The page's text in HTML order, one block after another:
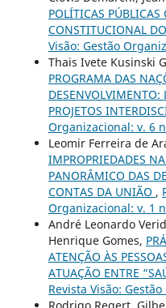
POLÍTICAS
CONSTITUCIONAL
Visão: Gestão
Thais Ivete Kusinski
PROGRAMA DAS
DESENVOLVIMENTO:
PROJETOS
Organizacional: v. 6
Leomir Ferreira de
IMPROPRIEDADES
PANORÂMICO DAS
CONTAS DA UNIÃO ,
Organizacional: v. 1
André Leonardo
Henrique Gomes,
ATENÇÃO ÀS
ATUAÇÃO ENTRE
Revista Visão:
Rodrigo Regert,